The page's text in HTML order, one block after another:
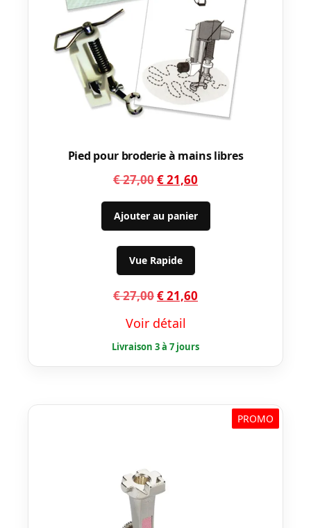
Pied pour broderie à mains libres
€27,00Le
prix
initial
était :
€ 27,00.
€21,60
prix
actuel
est :
Ajouter au panier
Vue Rapide
€27,00Le
initial
était :
€ 27,00.
€21,60
est :
€ 21,60.
Voir détail
PROMO